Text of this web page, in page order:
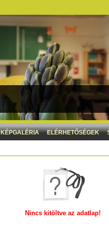
KÉPGALÉRIA ELÉRHETŐSÉGEK
Nincs kitöltve az adatlap!